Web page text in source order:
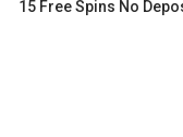
15 Free Spins No